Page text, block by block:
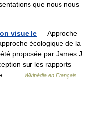
que nous nous
visuelle — Approche
écologique de la
proposée par James J.
sur les rapports
…
Wikipédia en Français